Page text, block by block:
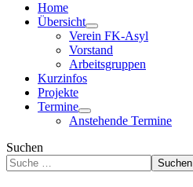
Home
Übersicht
Verein FK-Asyl
Vorstand
Arbeitsgruppen
Kurzinfos
Projekte
Termine
Anstehende Termine
Suchen
Suchen